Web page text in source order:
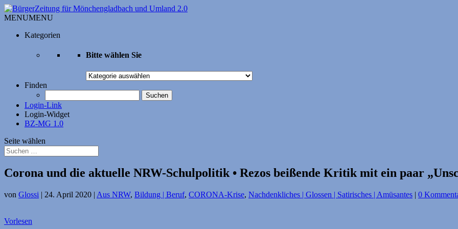
MENUMENU
Kategorien
Bitte wählen Sie
Bitte
Sie
Finden
nach:
Login-Link
Login-Widget
BZ-MG 1.0
Seite wählen
Corona und die aktuelle NRW-Schulpolitik • Rezos beißende Kritik mit ein paar
von Glossi | 24. April 2020 | Aus NRW, Bildung | Beruf, CORONA-Krise, Nachdenkliches | Glossen | Satirisches | Amüsantes | 0
Vorlesen